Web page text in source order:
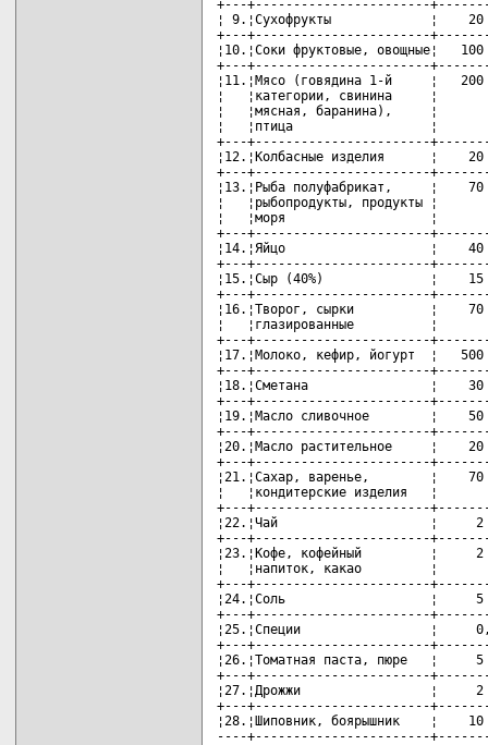
+---+-----------------------
¦ 9.¦Сухофрукты             ¦
+---+-----------------------
¦10.¦Соки фруктовые, овощные¦
+---+-----------------------
¦11.¦Мясо (говядина 1-й     ¦
¦   ¦категории, свинина
¦   ¦мясная, баранина),
¦   ¦птица                  ¦
+---+-----------------------
¦12.¦Колбасные изделия      ¦
+---+-----------------------
¦13.¦Рыба полуфабрикат,     ¦
¦   ¦рыбопродукты,
¦   ¦моря                   ¦
+---+-----------------------
¦14.¦Яйцо                   ¦
+---+-----------------------
¦15.¦Сыр (40%)              ¦
+---+-----------------------
¦16.¦Творог, сырки          ¦
¦   ¦глазированные
+---+-----------------------
¦17.¦Молоко, кефир, йогурт  ¦
+---+-----------------------
¦18.¦Сметана                ¦
+---+-----------------------
¦19.¦Масло сливочное        ¦
+---+-----------------------
¦20.¦Масло растительное     ¦
+---+-----------------------
¦21.¦Сахар, варенье,        ¦
¦   ¦кондитерские изделия
+---+-----------------------
¦22.¦Чай                    ¦
+---+-----------------------
¦23.¦Кофе, кофейный         ¦
¦   ¦напиток, какао         ¦
+---+-----------------------
¦24.¦Соль                   ¦
+---+-----------------------
¦25.¦Специи                 ¦
+---+-----------------------
¦26.¦Томатная паста, пюре
+---+-----------------------
¦27.¦Дрожжи                 ¦
+---+-----------------------
¦28.¦Шиповник, боярышник
----+-----------------------